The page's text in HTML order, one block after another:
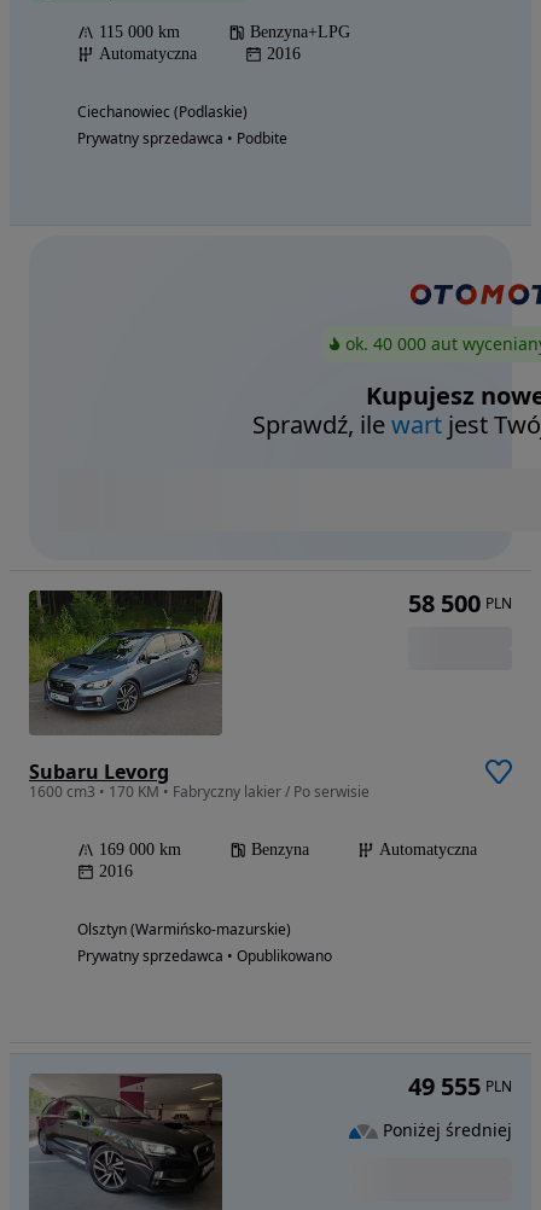
115 000 km
Benzyna+LPG
Automatyczna
2016
Ciechanowiec (Podlaskie)
Prywatny sprzedawca • Podbite
ok. 40 000 aut
Kupujesz
Sprawdź, ilewart jest
Subaru Levorg
1600 cm3 • 170 KM • Fabryczny lakier / Po serwisie
169 000 km Benzyna
Automatyczna
2016
Olsztyn (Warmińsko-mazurskie)
Prywatny sprzedawca • Opublikowano
58 500 PLN
49 555 PLN
Poniżej średniej